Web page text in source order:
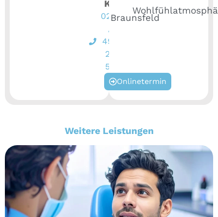
Köln
0221
/
497
22
57
Onlinetermin
Braunsfeld
Weitere Leistungen